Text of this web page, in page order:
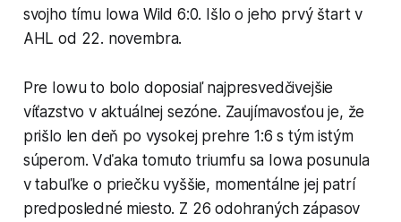
svojho tímu Iowa Wild 6:0. Išlo o jeho prvý štart v
AHL od 22. novembra.
Pre Iowu to bolo doposiaľ najpresvedčivejšie
víťazstvo v aktuálnej sezóne. Zaujímavosťou je, že
prišlo len deň po vysokej prehre 1:6 s tým istým
súperom. Vďaka tomuto triumfu sa Iowa posunula
v tabuľke o priečku vyššie, momentálne jej patrí
predposledné miesto. Z 26 odohraných zápasov